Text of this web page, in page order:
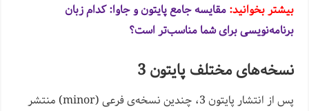
بیشتر بخوانید:مقایسه جامع پایتون و جاوا: کدام زبان
برنامه‌نویسی برای شما مناسب‌تر است؟
نسخه‌های مختلف پایتون 3
پس از انتشار پایتون 3، چندین نسخه‌ی فرعی (minor) منتشر